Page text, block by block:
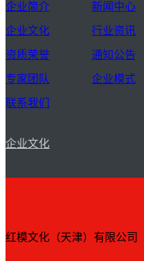
企业简介
企业文化
资质荣誉
专家团队
联系我们
新闻中心
行业资讯
通知公告
企业模式
企业文化
红模文化（天津）有限公司